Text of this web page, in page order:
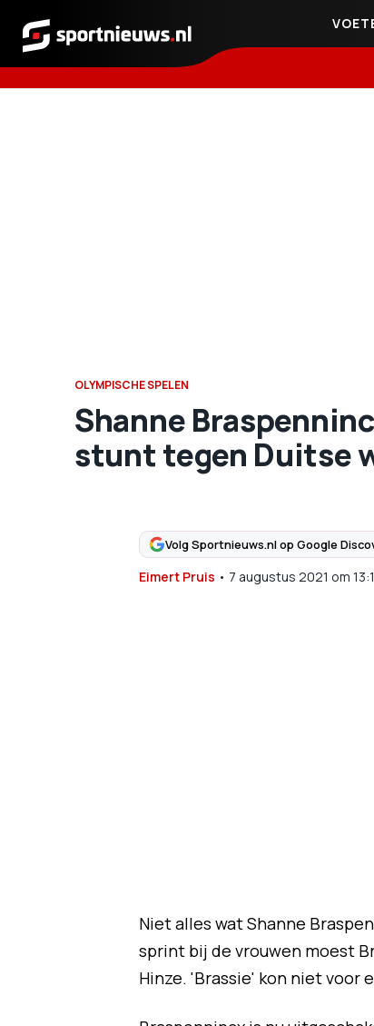
Sportnieuws.nl
OLYMPISCHE SPELEN
Shanne
stunt tegen Duitse
Volg Sportnieuws.nl op Google
Eimert Pruis • 7 augustus 2021 om
Niet alles wat Shanne
sprint bij de vrouwen moest
Hinze. 'Brassie' kon niet voor